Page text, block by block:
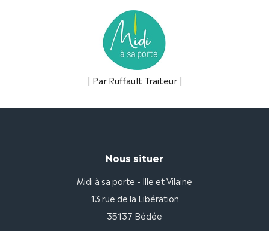
| Par Ruffault Traiteur |
Nous situer
Midi à sa porte - Ille et Vilaine
13 rue de la Libération
35137 Bédée